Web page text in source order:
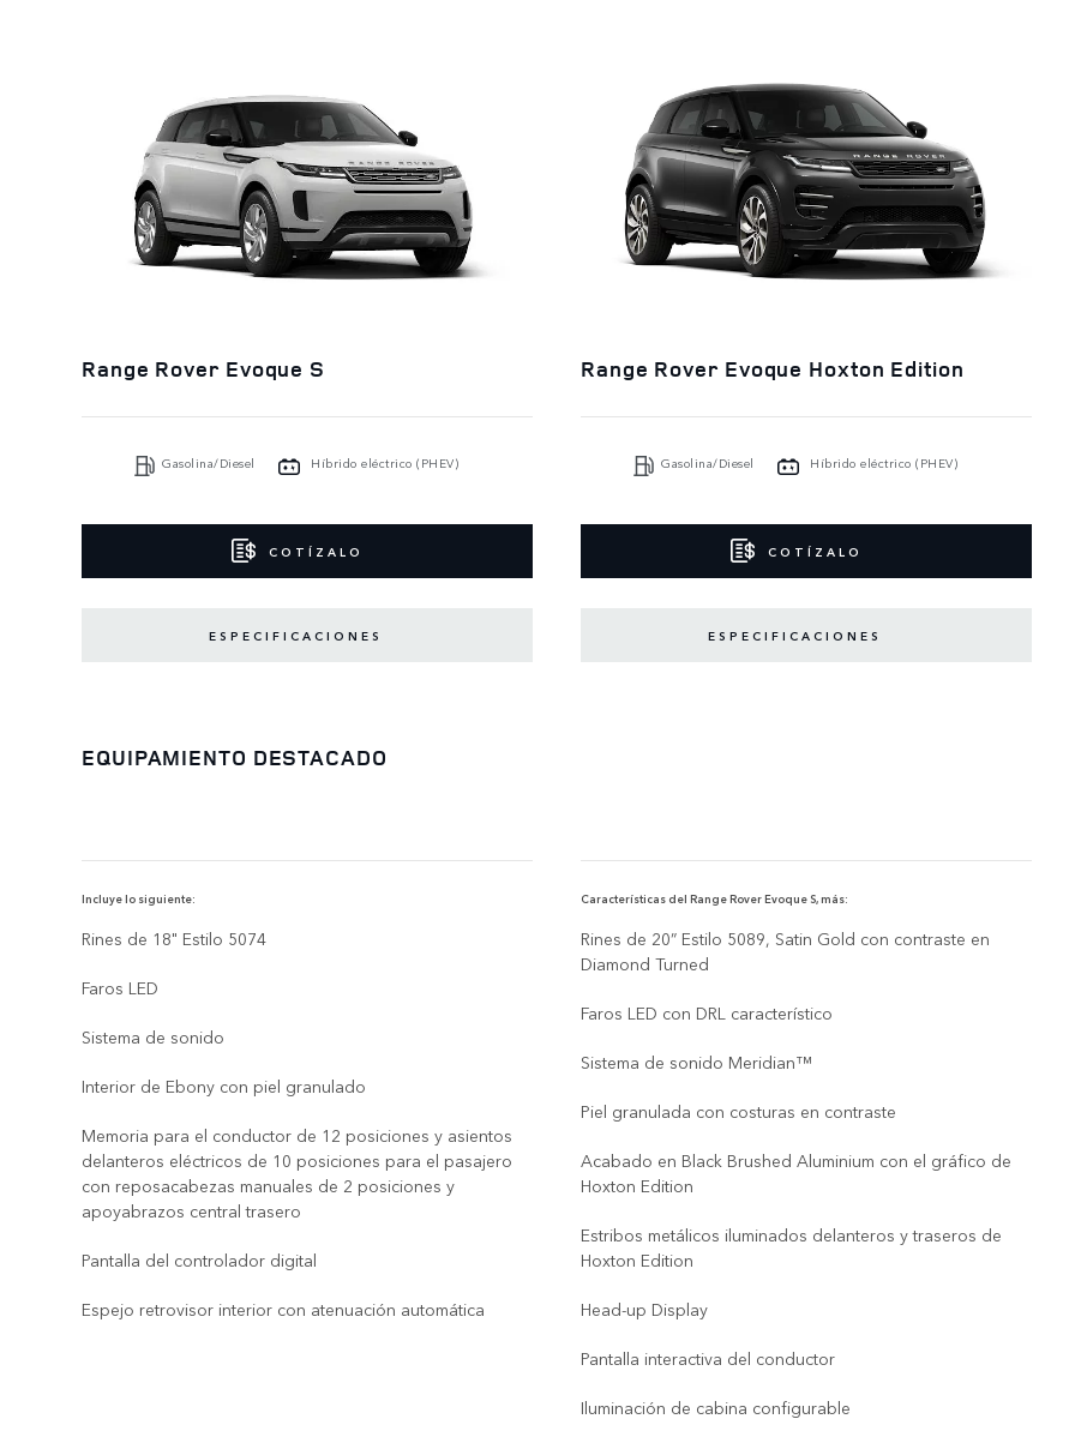
Range Rover Evoque S
Gasolina/Diesel Híbrido eléctrico (PHEV)
COTÍZALO
ESPECIFICACIONES
Range Rover Evoque Hoxton Edition
Gasolina/Diesel Híbrido eléctrico (PHEV)
COTÍZALO
ESPECIFICACIONES
EQUIPAMIENTO DESTACADO
Incluye lo siguiente:
Rines de 18" Estilo 5074
Faros LED
Sistema de sonido
Interior de Ebony con piel granulado
Memoria para el conductor de 12 posiciones y asientos
delanteros eléctricos de 10 posiciones para el pasajero
con reposacabezas manuales de 2 posiciones y
apoyabrazos central trasero
Pantalla del controlador digital
Espejo retrovisor interior con atenuación automática
Características del Range Rover Evoque S, más:
Rines de 20” Estilo 5089, Satin Gold con contraste en
Diamond Turned
Faros LED con DRL característico
Sistema de sonido Meridian™
Piel granulada con costuras en contraste
Acabado en Black Brushed Aluminium con el gráfico de
Hoxton Edition
Estribos metálicos iluminados delanteros y traseros de
Hoxton Edition
Head-up Display
Pantalla interactiva del conductor
Iluminación de cabina configurable